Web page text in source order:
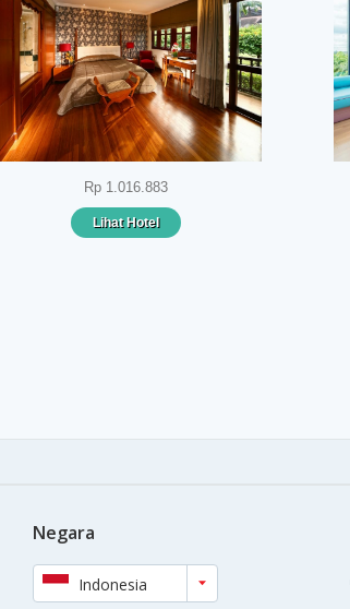
Rp 1.016.883
Lihat Hotel
Negara
Indonesia